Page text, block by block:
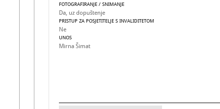
FOTOGRAFIRANJE / SNIMANJE
Da, uz dopuštenje
PRISTUP ZA POSJETITELJE S INVALIDITETOM
Ne
UNOS
Mirna Šimat